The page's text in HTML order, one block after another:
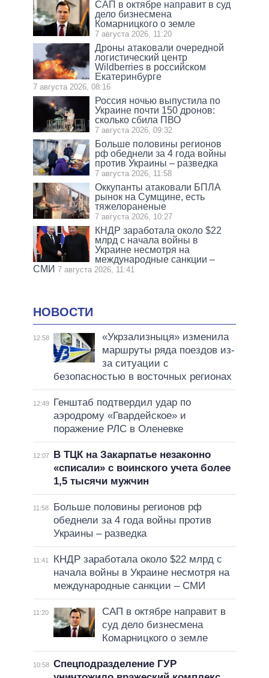
САП в октябре направит в суд
дело бизнесмена
Комарницкого о земле
7 августа 2026, 11:20
Дроны атаковали очередной
логистический центр
Wildberries в российском
Екатеринбурге
7 августа 2026, 08:16
Россия ночью выпустила по
Украине почти 150 дронов:
сколько сбила ПВО
7 августа 2026, 09:32
Больше половины регионов
рф обеднели за 4 года войны
против Украины – разведка
7 августа 2026, 11:58
Оккупанты атаковали БПЛА
рынок на Сумщине, есть
тяжелораненые
7 августа 2026, 10:27
КНДР заработала около $22
млрд с начала войны в
Украине несмотря на
международные санкции –
СМИ 7 августа 2026, 11:41
НОВОСТИ
12:58
«Укрзализныця» изменила
маршруты ряда поездов из-
за ситуации с
безопасностью в восточных регионах
12:49
Генштаб подтвердил удар по
аэродрому «Гвардейское» и
поражение РЛС в Оленевке
12:07
В ТЦК на Закарпатье незаконно
«списали» с воинского учета более
1,5 тысячи мужчин
11:58
Больше половины регионов рф
обеднели за 4 года войны против
Украины – разведка
11:41
КНДР заработала около $22 млрд с
начала войны в Украине несмотря на
международные санкции – СМИ
11:20
САП в октябре направит в
суд дело бизнесмена
Комарницкого о земле
10:58 Спецподразделение ГУР